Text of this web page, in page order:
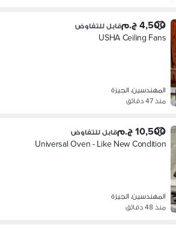
4,500 ج.م قابل للتفاوض
USHA Ceiling Fans
المهندسين، الجيزة
منذ 47 دقائق
10,500 ج.م قابل للتفاوض
Universal Oven - Like New Condition
المهندسين، الجيزة
منذ 48 دقائق